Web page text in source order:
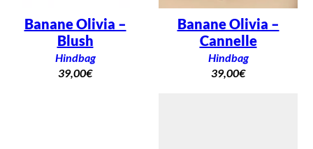
Banane Olivia –
Blush
Hindbag
39,00€
Banane Olivia –
Cannelle
Hindbag
39,00€